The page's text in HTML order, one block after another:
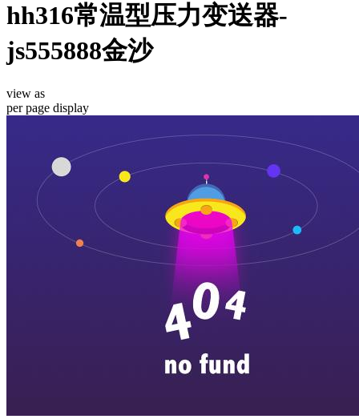
hh316常温型压力变送器-
js555888金沙
view as
per page display